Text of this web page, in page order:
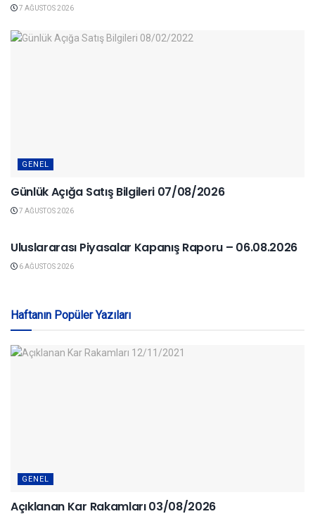
7 AĞUSTOS 2026
GENEL
Günlük Açığa Satış Bilgileri 07/08/2026
7 AĞUSTOS 2026
Uluslararası Piyasalar Kapanış Raporu – 06.08.2026
6 AĞUSTOS 2026
Haftanın Popüler Yazıları
GENEL
Açıklanan Kar Rakamları 03/08/2026